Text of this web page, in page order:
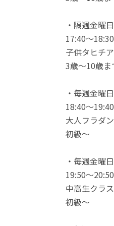
・隔週金曜日
17:40〜18:30
子供タヒチ
3歳〜10歳ま
・毎週金曜日
18:40〜19:40
大人フラダ
初級〜
・毎週金曜日
19:50〜20:50
中高生クラス
初級〜